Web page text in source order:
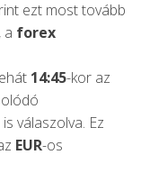
ezt most tovább
a forex
14:45-kor az
válaszolva. Ez
EUR-os